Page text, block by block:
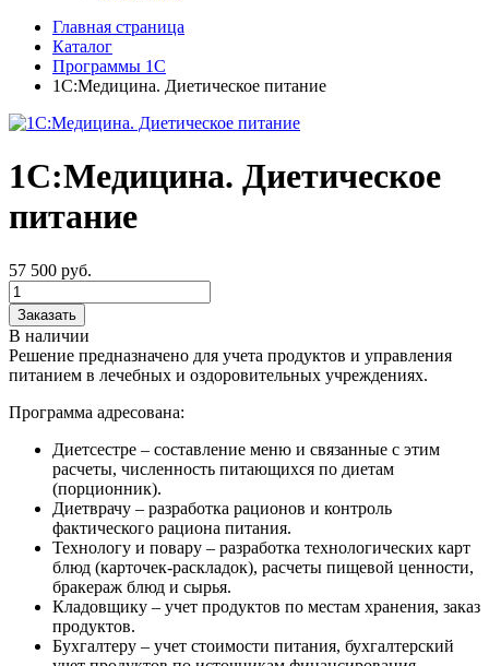
Главная страница
Каталог
Программы 1С
1С:Медицина. Диетическое питание
1С:Медицина. Диетическое
питание
57 500 руб.
Заказать
В наличии
Решение предназначено для учета продуктов и управления
питанием в лечебных и оздоровительных учреждениях.
Программа адресована:
Диетсестре – составление меню и связанные с этим
расчеты, численность питающихся по диетам
(порционник).
Диетврачу – разработка рационов и контроль
фактического рациона питания.
Технологу и повару – разработка технологических карт
блюд (карточек-раскладок), расчеты пищевой ценности,
бракераж блюд и сырья.
Кладовщику – учет продуктов по местам хранения, заказ
продуктов.
Бухгалтеру – учет стоимости питания, бухгалтерский